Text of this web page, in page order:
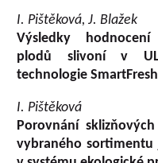
I. Pištěková, J. Blažek
Výsledky
plodů slivoní v
technologie
I. Pištěková
Porovnání
vybraného